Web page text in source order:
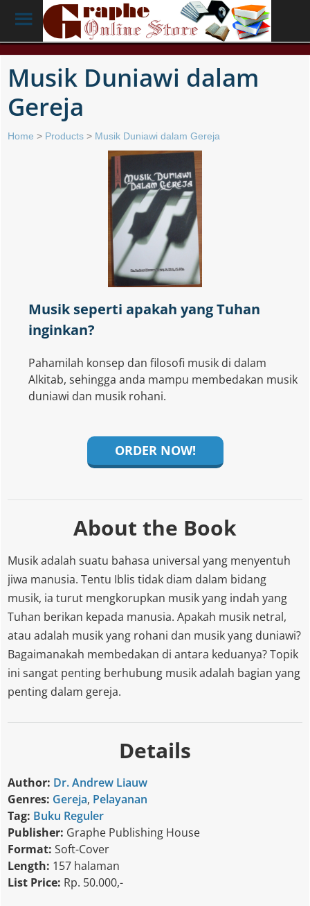
Skip
main
Toggle
Menu
Musik Duniawi dalam
Gereja
Home > Products > Musik Duniawi dalam Gereja
Musik seperti apakah yang Tuhan
inginkan?
Pahamilah konsep dan filosofi musik di dalam
Alkitab, sehingga anda mampu membedakan musik
duniawi dan musik rohani.
ORDER NOW!
About the Book
Musik adalah suatu bahasa universal yang menyentuh
jiwa manusia. Tentu Iblis tidak diam dalam bidang
musik, ia turut mengkorupkan musik yang indah yang
Tuhan berikan kepada manusia. Apakah musik netral,
atau adalah musik yang rohani dan musik yang duniawi?
Bagaimanakah membedakan di antara keduanya? Topik
ini sangat penting berhubung musik adalah bagian yang
penting dalam gereja.
Details
Author: Dr. Andrew Liauw
Genres: Gereja, Pelayanan
Tag: Buku Reguler
Publisher: Graphe Publishing House
Format: Soft-Cover
Length: 157 halaman
List Price: Rp. 50.000,-